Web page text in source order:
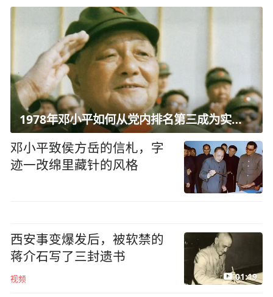
1978年邓小平如何从党内排名第三成为实际核心？
邓小平致侯方岳的信札，字
迹一改绵里藏针的风格
西安事变爆发后，被软禁的
蒋介石写了三封遗书
视频 01:19